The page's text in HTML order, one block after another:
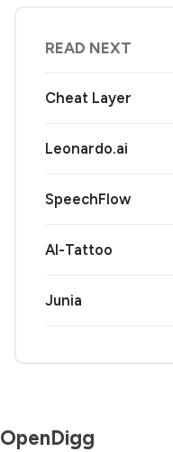
READ NEXT
Cheat Layer
Leonardo.ai
SpeechFlow
AI-Tattoo
Junia
OpenDigg